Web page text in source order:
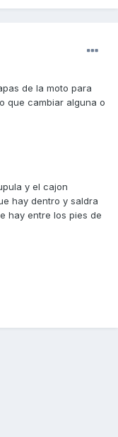
de la moto para
que cambiar alguna o
y el cajon
hay dentro y saldra
hay entre los pies de